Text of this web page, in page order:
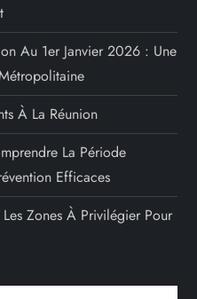
Au 1er Janvier 2026 : Une
À La Réunion
La Période
Efficaces
Zones À Privilégier Pour